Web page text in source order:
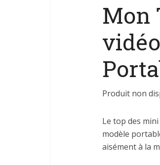
Mon
Produit non
Le top des
modèle
aisément à la